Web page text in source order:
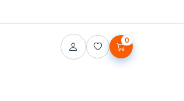
0